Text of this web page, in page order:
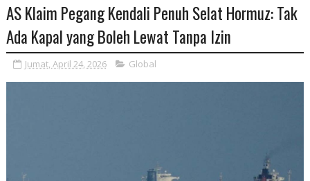
AS Klaim Pegang Kendali Penuh Selat Hormuz: Tak
Ada Kapal yang Boleh Lewat Tanpa Izin
Jumat, April 24, 2026 Global